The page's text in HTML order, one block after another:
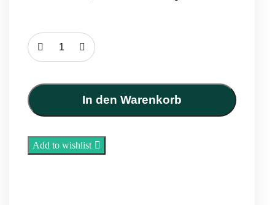
1&1
Rosenwasser
(330 ml)In den Warenkorb
Add to wishlist